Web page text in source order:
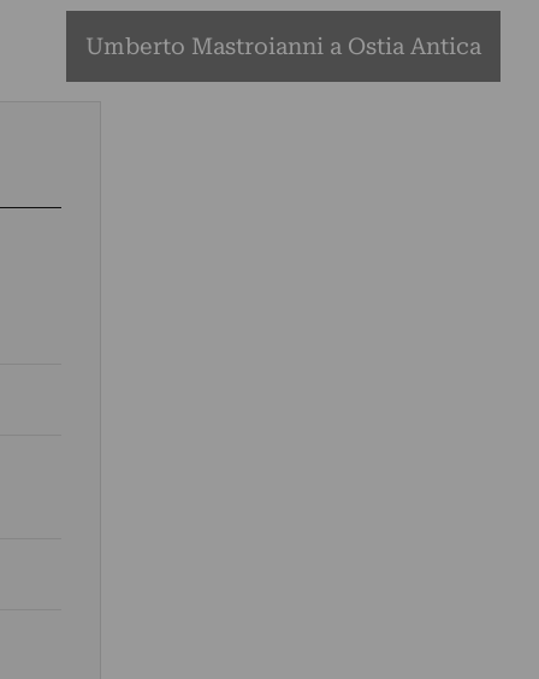
Umberto Mastroianni a Ostia Antica